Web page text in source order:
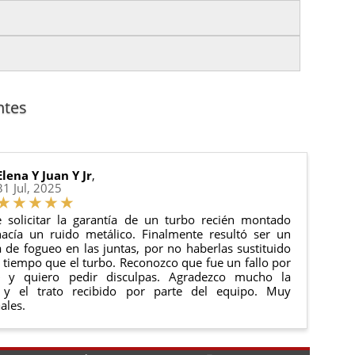
generales
del pedido para que puedas localizar tu paquete
de tu pedido.
Y Juan Y Jr,
Jul, 2025
solicitar la garantía de un turbo recién montado
un ruido metálico. Finalmente resultó ser un
de fogueo en las juntas, por no haberlas sustituido
que el turbo. Reconozco que fue un fallo por
y quiero pedir disculpas. Agradezco mucho la
y el trato recibido por parte del equipo. Muy